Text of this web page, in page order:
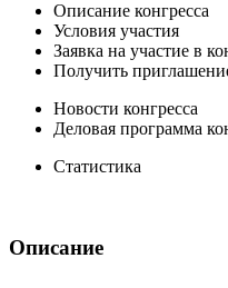
Описание конгресса
Условия участия
Заявка на участие в
Получить
Новости конгресса
Деловая программа
Статистика
Описание